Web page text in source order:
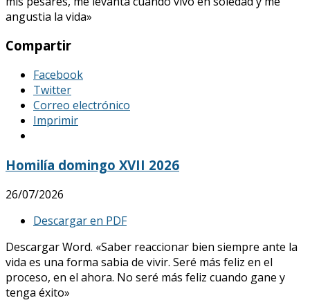
angustia la vida»
Compartir
Facebook
Twitter
Correo electrónico
Imprimir
Homilía domingo XVII 2026
26/07/2026
Descargar en PDF
Descargar Word. «Saber reaccionar bien siempre ante la
vida es una forma sabia de vivir. Seré más feliz en el
proceso, en el ahora. No seré más feliz cuando gane y
tenga éxito»